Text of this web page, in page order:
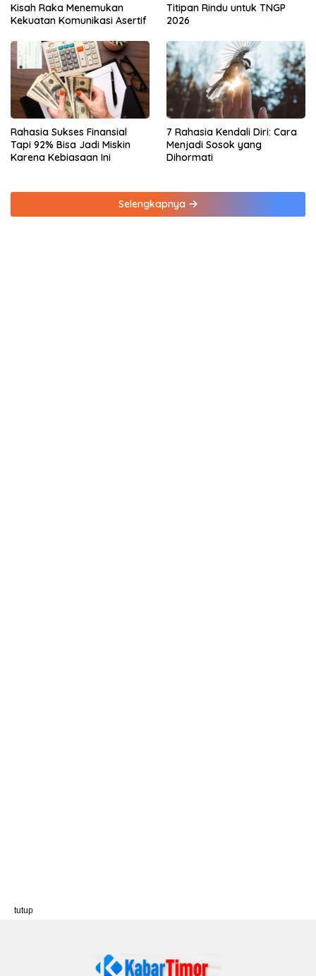
Kisah Raka Menemukan
Kekuatan Komunikasi Asertif
Titipan Rindu untuk TNGP
2026
Rahasia Sukses Finansial
Tapi 92% Bisa Jadi Miskin
Karena Kebiasaan Ini
7 Rahasia Kendali Diri: Cara
Menjadi Sosok yang
Dihormati
Selengkapnya
tutup